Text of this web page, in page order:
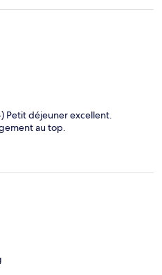
Petit déjeuner excellent.
au top.